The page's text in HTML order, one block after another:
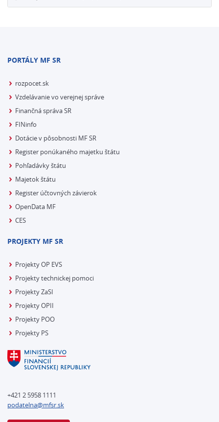
PORTÁLY MF SR
rozpocet.sk
Vzdelávanie vo verejnej správe
Finančná správa SR
FINinfo
Dotácie v pôsobnosti MF SR
Register ponúkaného majetku štátu
Pohľadávky štátu
Majetok štátu
Register účtovných závierok
OpenData MF
CES
PROJEKTY MF SR
Projekty OP EVS
Projekty technickej pomoci
Projekty ZaSI
Projekty OPII
Projekty POO
Projekty PS
+421 2 5958 1111
podatelna@mfsr.sk